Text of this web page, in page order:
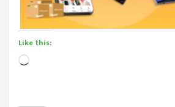
Like this:
Loading…